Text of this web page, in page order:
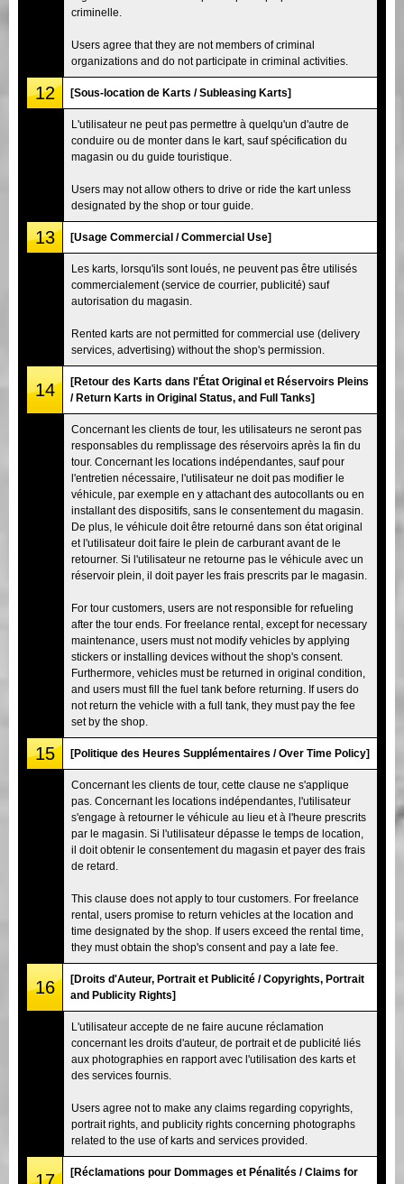
criminelle.
Users agree that they are not members of criminal
organizations and do not participate in criminal activities.
12 [Sous-location de Karts / Subleasing Karts]
L'utilisateur ne peut pas permettre à quelqu'un d'autre de
conduire ou de monter dans le kart, sauf spécification du
magasin ou du guide touristique.
Users may not allow others to drive or ride the kart unless
designated by the shop or tour guide.
13 [Usage Commercial / Commercial Use]
Les karts, lorsqu'ils sont loués, ne peuvent pas être utilisés
commercialement (service de courrier, publicité) sauf
autorisation du magasin.
Rented karts are not permitted for commercial use (delivery
services, advertising) without the shop's permission.
14
[Retour des Karts dans l'État Original et Réservoirs Pleins
/ Return Karts in Original Status, and Full Tanks]
Concernant les clients de tour, les utilisateurs ne seront pas
responsables du remplissage des réservoirs après la fin du
tour. Concernant les locations indépendantes, sauf pour
l'entretien nécessaire, l'utilisateur ne doit pas modifier le
véhicule, par exemple en y attachant des autocollants ou en
installant des dispositifs, sans le consentement du magasin.
De plus, le véhicule doit être retourné dans son état original
et l'utilisateur doit faire le plein de carburant avant de le
retourner. Si l'utilisateur ne retourne pas le véhicule avec un
réservoir plein, il doit payer les frais prescrits par le magasin.
For tour customers, users are not responsible for refueling
after the tour ends. For freelance rental, except for necessary
maintenance, users must not modify vehicles by applying
stickers or installing devices without the shop's consent.
Furthermore, vehicles must be returned in original condition,
and users must fill the fuel tank before returning. If users do
not return the vehicle with a full tank, they must pay the fee
set by the shop.
15 [Politique des Heures Supplémentaires / Over Time Policy]
Concernant les clients de tour, cette clause ne s'applique
pas. Concernant les locations indépendantes, l'utilisateur
s'engage à retourner le véhicule au lieu et à l'heure prescrits
par le magasin. Si l'utilisateur dépasse le temps de location,
il doit obtenir le consentement du magasin et payer des frais
de retard.
This clause does not apply to tour customers. For freelance
rental, users promise to return vehicles at the location and
time designated by the shop. If users exceed the rental time,
they must obtain the shop's consent and pay a late fee.
16
[Droits d'Auteur, Portrait et Publicité / Copyrights, Portrait
and Publicity Rights]
L'utilisateur accepte de ne faire aucune réclamation
concernant les droits d'auteur, de portrait et de publicité liés
aux photographies en rapport avec l'utilisation des karts et
des services fournis.
Users agree not to make any claims regarding copyrights,
portrait rights, and publicity rights concerning photographs
related to the use of karts and services provided.
[Réclamations pour Dommages et Pénalités / Claims for